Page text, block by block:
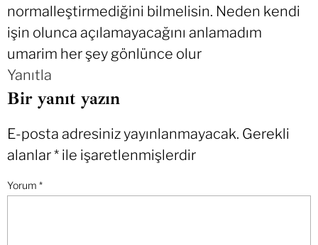
normalleştirmediğini bilmelisin. Neden kendi
işin olunca açılamayacağını anlamadım
umarim her şey gönlünce olur
Yanıtla
Bir yanıt yazın
E-posta adresiniz yayınlanmayacak. Gerekli
alanlar* ile işaretlenmişlerdir
Yorum *